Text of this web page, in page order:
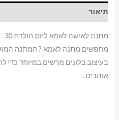
תיאור
מתנה לאישה לאמא ליום הולדת 30
מחפשים מתנה לאמא ? המתנה
בעיצוב בלונים מרשים במיוחד כדי
אוהבים .